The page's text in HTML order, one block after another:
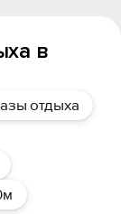
в
отдыха